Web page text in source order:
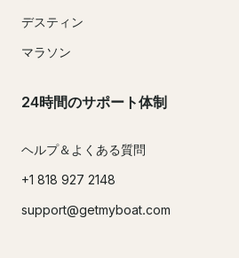
デスティン
マラソン
24時間のサポート体制
ヘルプ＆よくある質問
+1 818 927 2148
support@getmyboat.com